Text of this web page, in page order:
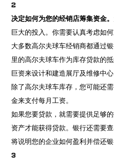
2
决定如何为您的经销店筹集资金。
巨大的投入。你需要认真考虑如
大多数高尔夫球车经销商都通过
里的高尔夫球车作为库存贷款的
巨资来设计和建造展厅及维修中心
除了高尔夫球车库存，您可能还
金来支付每月工资。
如果您要贷款，就需要提供足够
资产才能获得贷款。银行还需要
将说明您的企业如何盈利并偿还银
3